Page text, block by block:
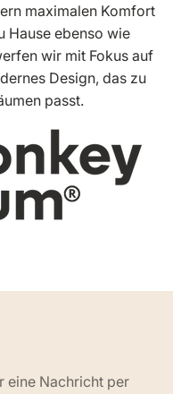
maximalen Komfort
Hause ebenso wie
wir mit Fokus auf
Design, das zu
passt.
eine Nachricht per